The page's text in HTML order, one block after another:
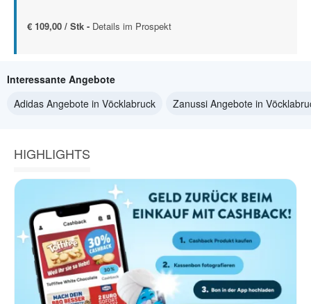
€ 109,00 / Stk - Details im Prospekt
Interessante Angebote
Adidas Angebote in Vöcklabruck
Zanussi Angebote in
HIGHLIGHTS